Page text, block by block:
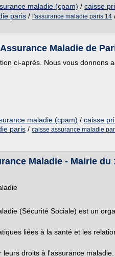
maladie (cpam) / caisse
paris / l'assurance maladie paris 14
Maladie de
ci-après. Nous vous donnons
maladie (cpam) / caisse
paris / caisse assurance maladie
Maladie - Mairie du
(Sécurité Sociale) est un
liées à la santé et les
droits à l'assurance maladie.